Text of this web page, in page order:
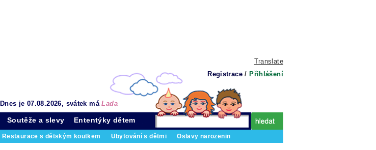
Translate
Registrace / Přihlášení
Dnes je 07.08.2026, svátek máLada
Restaurace s dětským koutkem Ubytování s dětmi Oslavy narozenin
Soutěže a slevy Ententýky dětem